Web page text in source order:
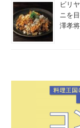
ビリ
ニを
澤孝